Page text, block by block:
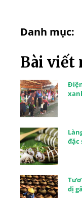
Danh mục:
Bài viết
đặc
dị